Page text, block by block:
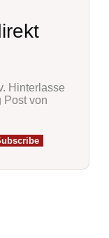
Hinterlasse
Post von